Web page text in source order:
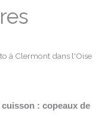
: copeaux de